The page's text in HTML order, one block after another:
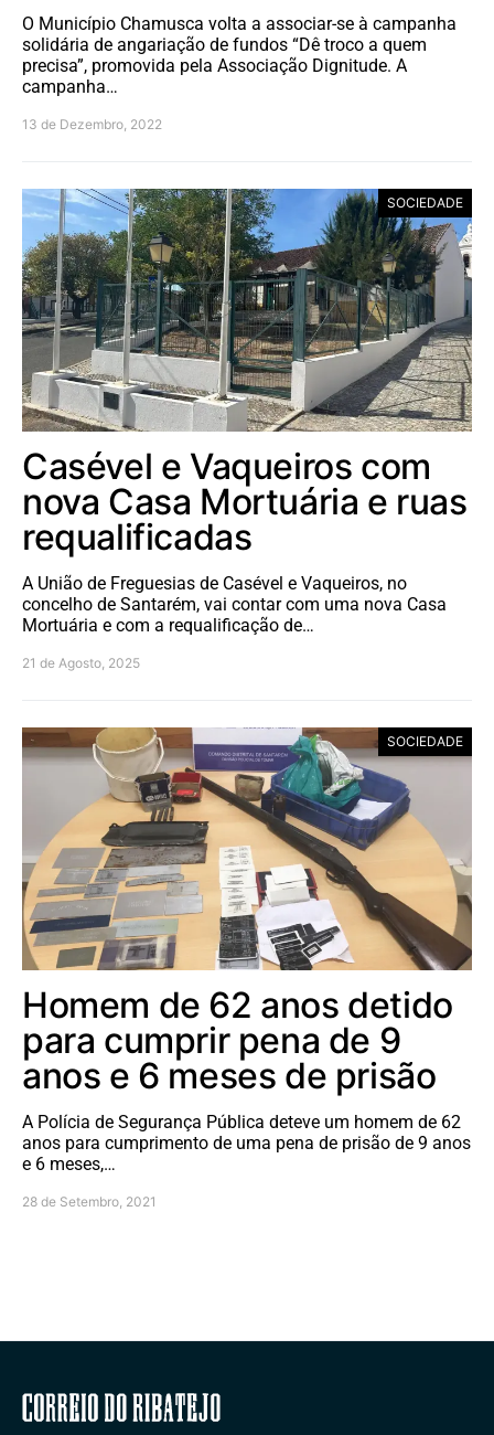
O Município Chamusca volta a associar-se à campanha
solidária de angariação de fundos “Dê troco a quem
precisa”, promovida pela Associação Dignitude. A
campanha…
13 de Dezembro, 2022
SOCIEDADE
Casével e Vaqueiros com
nova Casa Mortuária e ruas
requalificadas
A União de Freguesias de Casével e Vaqueiros, no
concelho de Santarém, vai contar com uma nova Casa
Mortuária e com a requalificação de…
21 de Agosto, 2025
SOCIEDADE
Homem de 62 anos detido
para cumprir pena de 9
anos e 6 meses de prisão
A Polícia de Segurança Pública deteve um homem de 62
anos para cumprimento de uma pena de prisão de 9 anos
e 6 meses,…
28 de Setembro, 2021
Correio do Ribatejo